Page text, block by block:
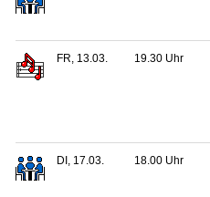
FR, 13.03. 19.30 Uhr
DI, 17.03. 18.00 Uhr